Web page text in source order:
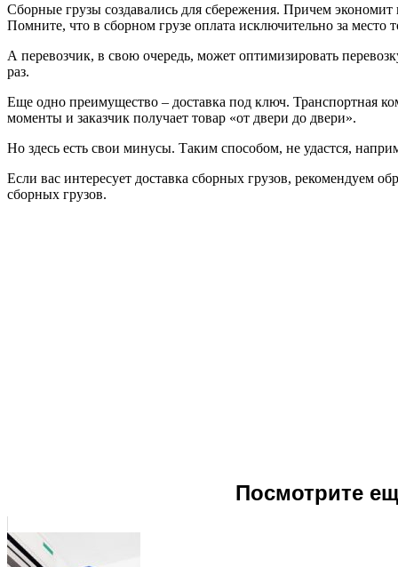
Сборные грузы создавались для сбережения. Причем
Помните, что в сборном грузе оплата исключительно за место
А перевозчик, в свою очередь, может оптимизировать
раз.
Еще одно преимущество – доставка под ключ. Транспортная
моменты и заказчик получает товар «от двери до двери».
Но здесь есть свои минусы. Таким способом, не удастся,
Если вас интересует доставка сборных грузов, рекомендуем
сборных грузов.
Посмотрите